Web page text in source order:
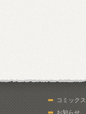
コミックス
お知らせ